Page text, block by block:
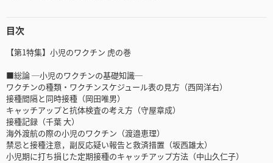
目次
【第1特集】小児のワクチン 虎の巻
■総論 ─小児のワクチンの基礎知識─
ワクチンの種類・ワクチンスケジュール表の見方（西岡洋右）
接種間隔と同時接種（岡田唯男）
キャッチアップと抗体検査の考え方（守屋章成）
接種記録（千葉 大）
海外渡航の際の小児のワクチン（渡邉恵理）
禁忌と接種注意，副反応疑い報告と救済措置（坂西雄太）
小児期に打ち損じた定期接種のキャッチアップ方法（中山久仁子）